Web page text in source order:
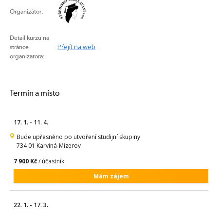
Organizátor:
Detail kurzu na
stránce
organizatora:
Přejít na web
Termín a místo
17. 1. - 11. 4.
Bude upřesněno po utvoření studijní skupiny
734 01 Karviná-Mizerov
7 900 Kč/ účastník
Mám zájem
22. 1. - 17. 3.